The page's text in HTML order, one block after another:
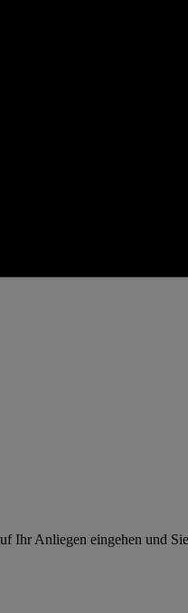
Ihr Anliegen eingehen und